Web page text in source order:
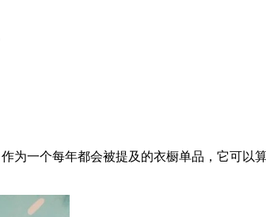
一个每年都会被提及的衣橱单品，它可以